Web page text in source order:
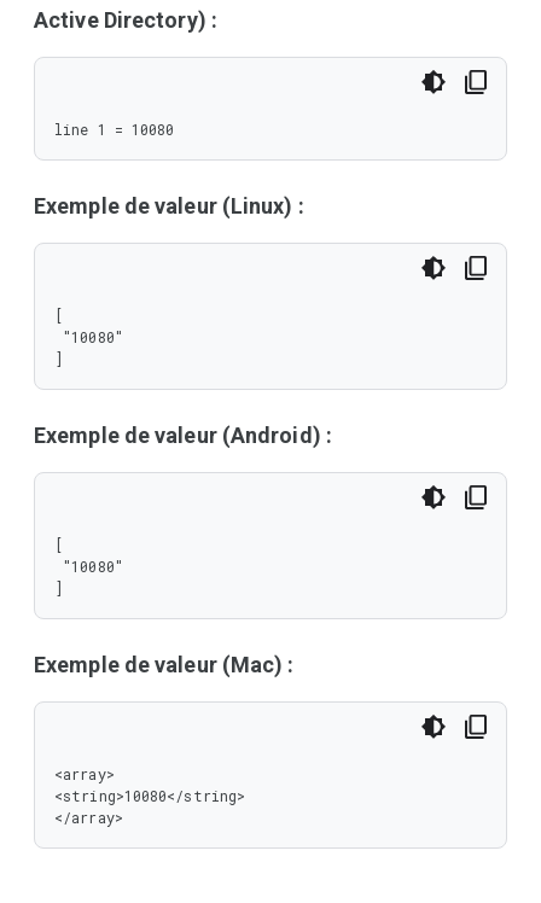
Active Directory) :
line 1 = 10080
Exemple de valeur (Linux) :
[
]
Exemple de valeur (Android) :
[
]
Exemple de valeur (Mac) :
<array>
<string>10080</string>
</array>